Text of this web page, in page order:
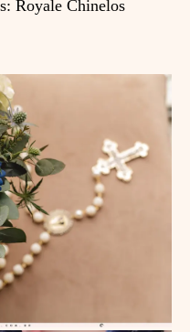
Royale Chinelos